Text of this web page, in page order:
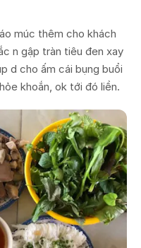
múc thêm cho khách
n gập tràn tiêu đen xay
d cho ấm cái bụng buổi
khoắn, ok tới đó liền.